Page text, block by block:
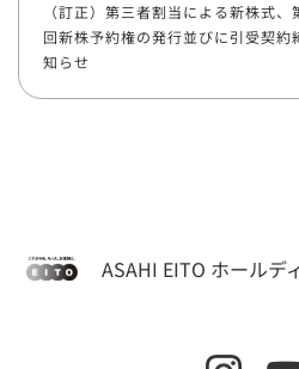
（訂正）第三者割当による新株式、
回新株予約権の発行並びに引受契約
知らせ
ASAHI EITO ホールデ